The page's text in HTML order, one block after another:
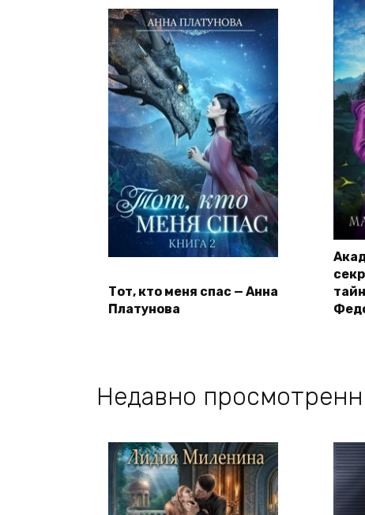
Тот, кто меня спас — Анна
Платунова
Недавно